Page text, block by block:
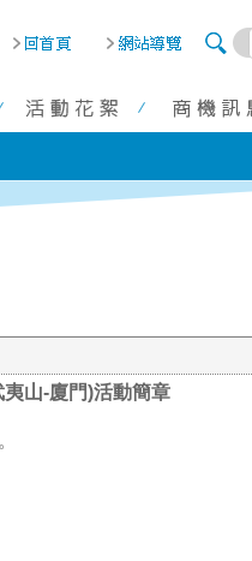
山-廈門)活動簡章